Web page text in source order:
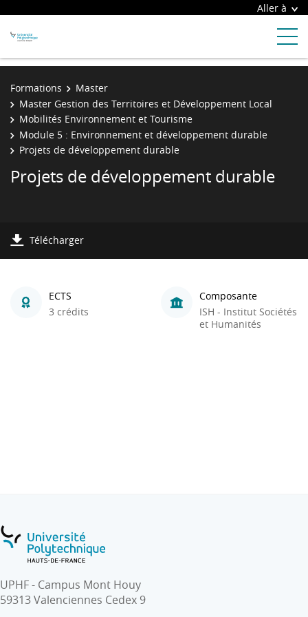
Aller à
Formations
Master
Master Gestion des Territoires et Développement Local
Mobilités Environnement et Tourisme
Module 5 : Environnement et développement durable
Projets de développement durable
Projets de développement durable
Télécharger
ECTS
3 crédits
Composante
ISH - Institut Sociétés
et Humanités
UPHF - Campus Mont Houy
59313 Valenciennes Cedex 9